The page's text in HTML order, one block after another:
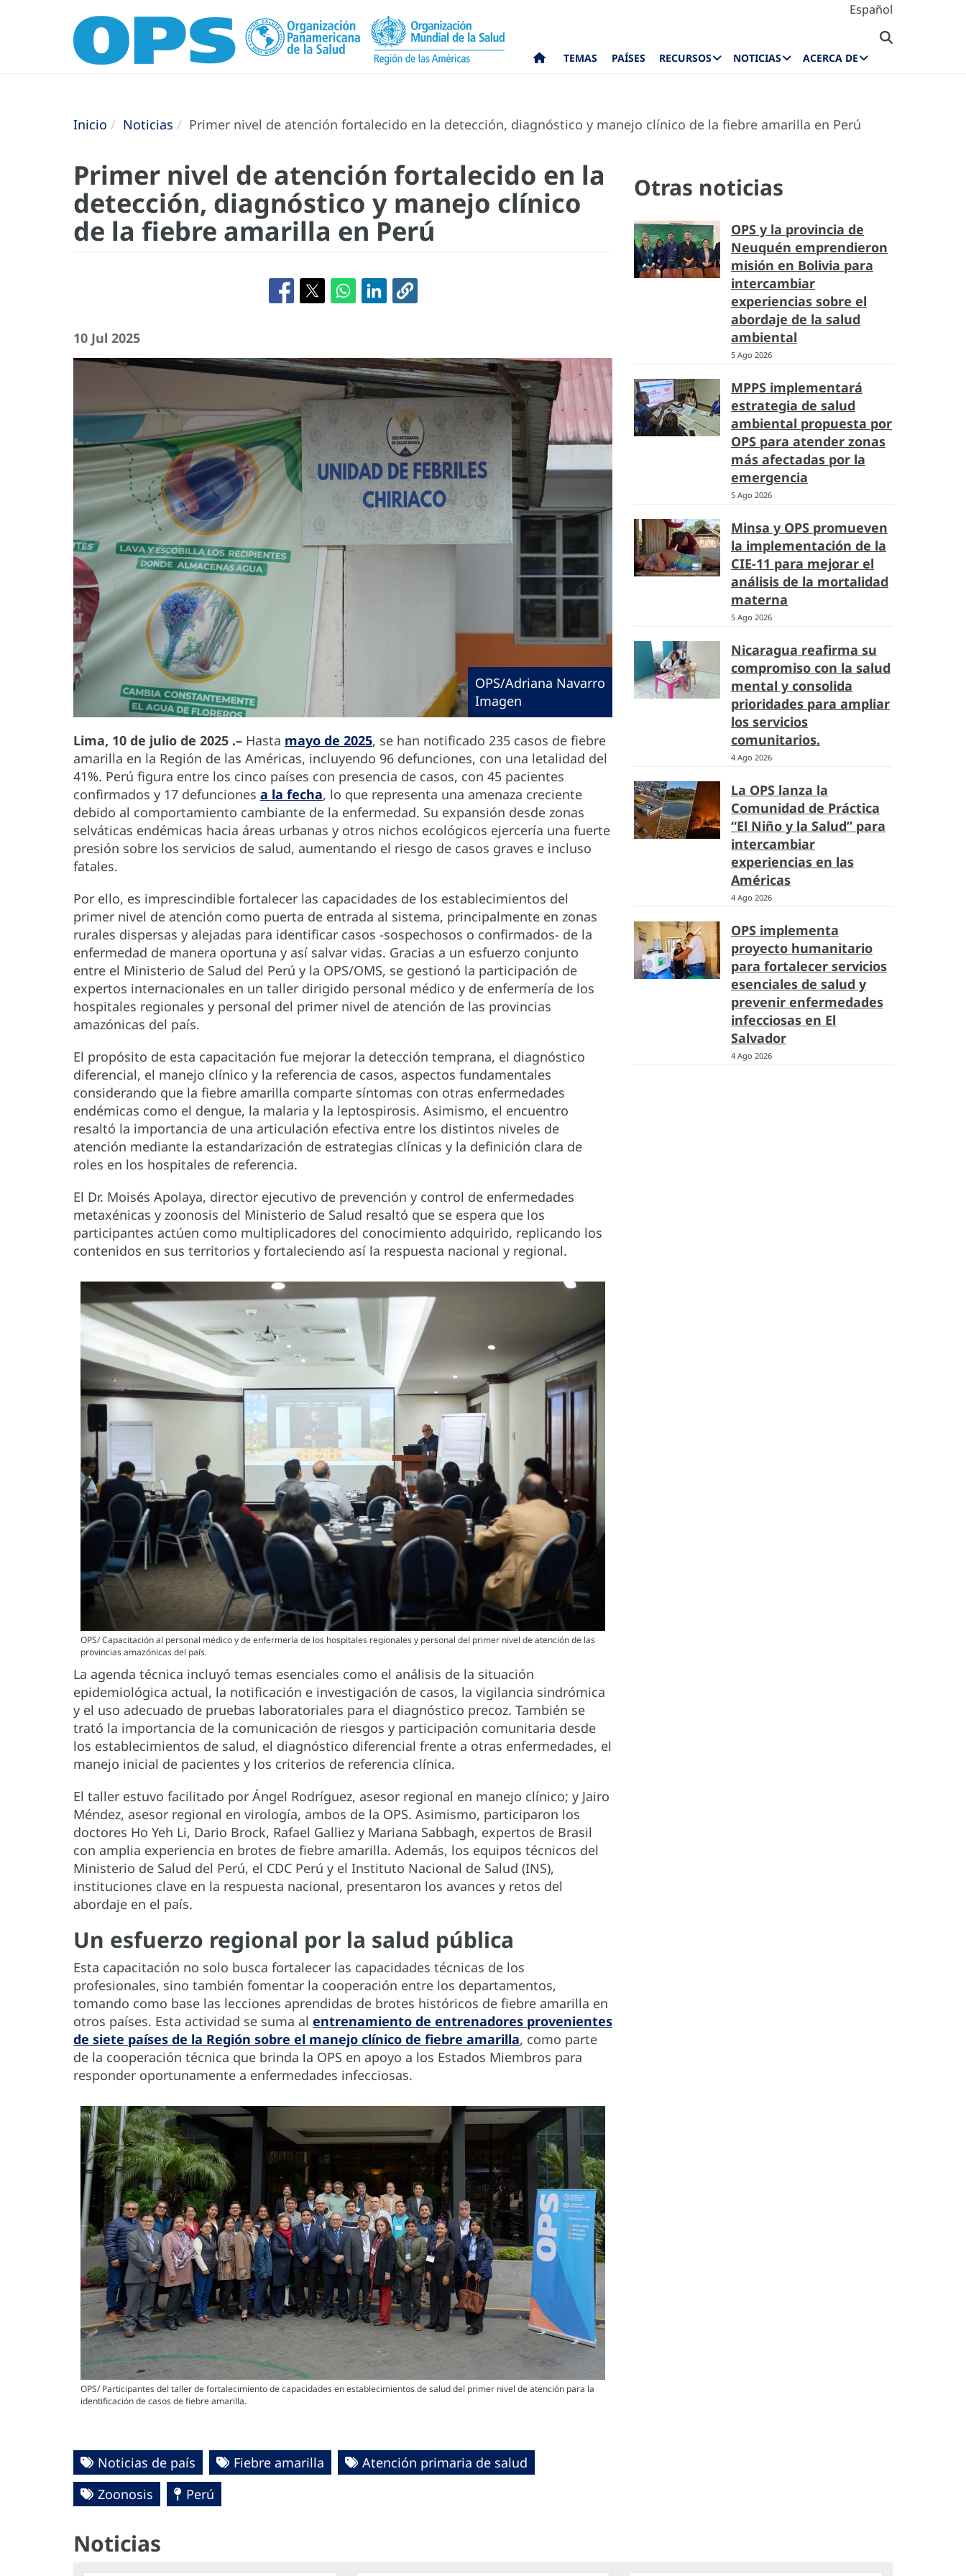
Español
TEMAS PAÍSES RECURSOS NOTICIAS ACERCA DE
Inicio Noticias Primer nivel de atención fortalecido en la detección, diagnóstico y manejo clínico de la fiebre amarilla en Perú
Primer nivel de atención fortalecido en la
detección, diagnóstico y manejo clínico
de la fiebre amarilla en Perú
10 Jul 2025
OPS/Adriana Navarro
Imagen
Lima, 10 de julio de 2025 .– Hasta mayo de 2025, se han notificado 235 casos de fiebre
amarilla en la Región de las Américas, incluyendo 96 defunciones, con una letalidad del
41%. Perú figura entre los cinco países con presencia de casos, con 45 pacientes
confirmados y 17 defunciones a la fecha, lo que representa una amenaza creciente
debido al comportamiento cambiante de la enfermedad. Su expansión desde zonas
selváticas endémicas hacia áreas urbanas y otros nichos ecológicos ejercería una fuerte
presión sobre los servicios de salud, aumentando el riesgo de casos graves e incluso
fatales.
Por ello, es imprescindible fortalecer las capacidades de los establecimientos del
primer nivel de atención como puerta de entrada al sistema, principalmente en zonas
rurales dispersas y alejadas para identificar casos -sospechosos o confirmados- de la
enfermedad de manera oportuna y así salvar vidas. Gracias a un esfuerzo conjunto
entre el Ministerio de Salud del Perú y la OPS/OMS, se gestionó la participación de
expertos internacionales en un taller dirigido personal médico y de enfermería de los
hospitales regionales y personal del primer nivel de atención de las provincias
amazónicas del país.
El propósito de esta capacitación fue mejorar la detección temprana, el diagnóstico
diferencial, el manejo clínico y la referencia de casos, aspectos fundamentales
considerando que la fiebre amarilla comparte síntomas con otras enfermedades
endémicas como el dengue, la malaria y la leptospirosis. Asimismo, el encuentro
resaltó la importancia de una articulación efectiva entre los distintos niveles de
atención mediante la estandarización de estrategias clínicas y la definición clara de
roles en los hospitales de referencia.
El Dr. Moisés Apolaya, director ejecutivo de prevención y control de enfermedades
metaxénicas y zoonosis del Ministerio de Salud resaltó que se espera que los
participantes actúen como multiplicadores del conocimiento adquirido, replicando los
contenidos en sus territorios y fortaleciendo así la respuesta nacional y regional.
OPS/ Capacitación al personal médico y de enfermería de los hospitales regionales y personal del primer nivel de atención de las
provincias amazónicas del país.
La agenda técnica incluyó temas esenciales como el análisis de la situación
epidemiológica actual, la notificación e investigación de casos, la vigilancia sindrómica
y el uso adecuado de pruebas laboratoriales para el diagnóstico precoz. También se
trató la importancia de la comunicación de riesgos y participación comunitaria desde
los establecimientos de salud, el diagnóstico diferencial frente a otras enfermedades, el
manejo inicial de pacientes y los criterios de referencia clínica.
El taller estuvo facilitado por Ángel Rodríguez, asesor regional en manejo clínico; y Jairo
Méndez, asesor regional en virología, ambos de la OPS. Asimismo, participaron los
doctores Ho Yeh Li, Dario Brock, Rafael Galliez y Mariana Sabbagh, expertos de Brasil
con amplia experiencia en brotes de fiebre amarilla. Además, los equipos técnicos del
Ministerio de Salud del Perú, el CDC Perú y el Instituto Nacional de Salud (INS),
instituciones clave en la respuesta nacional, presentaron los avances y retos del
abordaje en el país.
Un esfuerzo regional por la salud pública
Esta capacitación no solo busca fortalecer las capacidades técnicas de los
profesionales, sino también fomentar la cooperación entre los departamentos,
tomando como base las lecciones aprendidas de brotes históricos de fiebre amarilla en
otros países. Esta actividad se suma al entrenamiento de entrenadores provenientes
de siete países de la Región sobre el manejo clínico de fiebre amarilla, como parte
de la cooperación técnica que brinda la OPS en apoyo a los Estados Miembros para
responder oportunamente a enfermedades infecciosas.
OPS/ Participantes del taller de fortalecimiento de capacidades en establecimientos de salud del primer nivel de atención para la
identificación de casos de fiebre amarilla.
Noticias de país Fiebre amarilla
Atención primaria de salud
Zoonosis
Perú
Otras noticias
OPS y la provincia de
Neuquén emprendieron
misión en Bolivia para
intercambiar
experiencias sobre el
abordaje de la salud
ambiental
5 Ago 2026
MPPS implementará
estrategia de salud
ambiental propuesta por
OPS para atender zonas
más afectadas por la
emergencia
5 Ago 2026
Minsa y OPS promueven
la implementación de la
CIE-11 para mejorar el
análisis de la mortalidad
materna
5 Ago 2026
Nicaragua reafirma su
compromiso con la salud
mental y consolida
prioridades para ampliar
los servicios
comunitarios.
4 Ago 2026
La OPS lanza la
Comunidad de Práctica
“El Niño y la Salud” para
intercambiar
experiencias en las
Américas
4 Ago 2026
OPS implementa
proyecto humanitario
para fortalecer servicios
esenciales de salud y
prevenir enfermedades
infecciosas en El
Salvador
4 Ago 2026
Noticias